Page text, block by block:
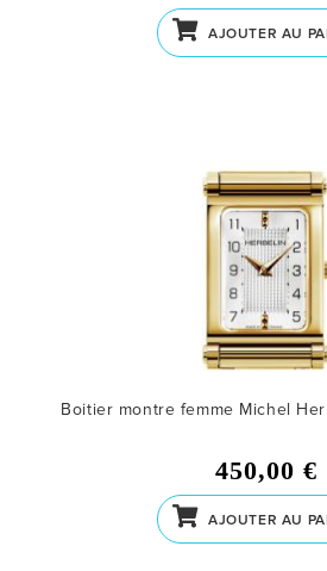
AJOUTER AU
Boitier montre femme Michel
450,00 €
AJOUTER AU